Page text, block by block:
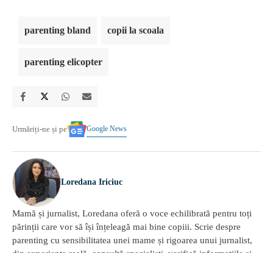
parenting bland copii la scoala
parenting elicopter
Urmăriți-ne și pe Google News
Loredana Iriciuc
Mamă și jurnalist, Loredana oferă o voce echilibrată pentru toți
părinții care vor să își înțeleagă mai bine copiii. Scrie despre
parenting cu sensibilitatea unei mame și rigoarea unui jurnalist,